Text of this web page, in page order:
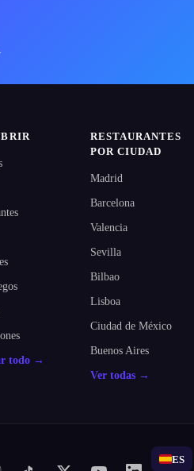
todo →
RESTAURANTES
POR CIUDAD
Madrid
Barcelona
Valencia
Sevilla
Bilbao
Lisboa
Ciudad de México
Buenos Aires
Ver todas →
ES